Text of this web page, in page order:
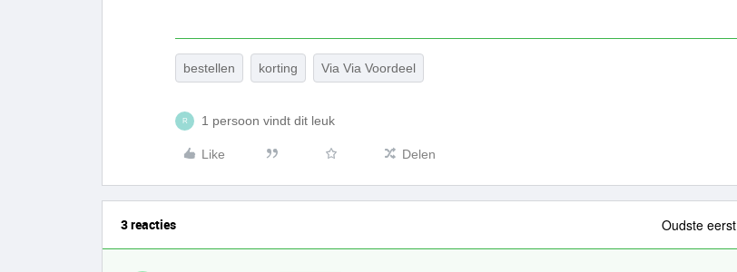
bestellen korting Via Via Voordeel
R 1 persoon vindt dit leuk
Like Delen
3 reacties Oudste eerst